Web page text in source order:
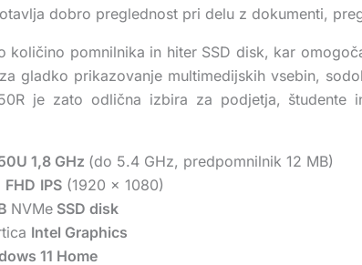
dobro preglednost pri delu z dokumenti,
količino pomnilnika in hiter SSD disk, kar
gladko prikazovanje multimedijskih vsebin,
je zato odlična izbira za podjetja, študente
1,8 GHz (do 5.4 GHz, predpomnilnik 12 MB)
FHD IPS (1920 x 1080)
NVMe SSD disk
Intel Graphics
11 Home